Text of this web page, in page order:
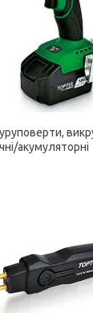
акумуляторні